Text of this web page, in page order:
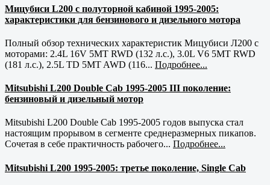
Мицубиси L200 с полуторной кабиной 1995-2005:
характеристики для бензинового и дизельного мотора
Полный обзор технических характеристик Мицубиси Л200 с
моторами: 2.4L 16V 5MT RWD (132 л.с.), 3.0L V6 5MT RWD
(181 л.с.), 2.5L TD 5MT AWD (116... Подробнее...
Mitsubishi L200 Double Cab 1995-2005 III поколение:
бензиновый и дизельный мотор
Mitsubishi L200 Double Cab 1995-2005 годов выпуска стал
настоящим прорывом в сегменте среднеразмерных пикапов.
Сочетая в себе практичность рабочего... Подробнее...
Mitsubishi L200 1995-2005: третье поколение, Single Cab